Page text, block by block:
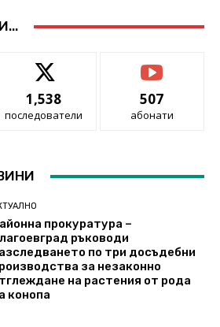
1,538
последователи
507
абонати
прокуратура –
ръководи
по три досъдебни
за незаконно
на растения от рода
конопа